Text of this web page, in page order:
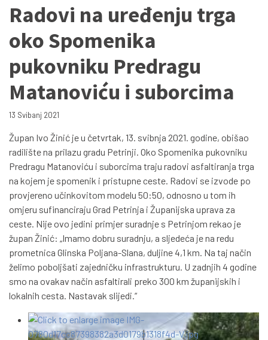
Radovi na uređenju trga
oko Spomenika
pukovniku Predragu
Matanoviću i suborcima
13 Svibanj 2021
Župan Ivo Žinić je u četvrtak, 13. svibnja 2021. godine, obišao
radilište na prilazu gradu Petrinji. Oko Spomenika pukovniku
Predragu Matanoviću i suborcima traju radovi asfaltiranja trga
na kojem je spomenik i pristupne ceste. Radovi se izvode po
provjereno učinkovitom modelu 50:50, odnosno u tom ih
omjeru sufinanciraju Grad Petrinja i Županijska uprava za
ceste. Nije ovo jedini primjer suradnje s Petrinjom rekao je
župan Žinić: „Imamo dobru suradnju, a sljedeća je na redu
prometnica Glinska Poljana-Slana, duljine 4,1 km. Na taj način
želimo poboljšati zajedničku infrastrukturu. U zadnjih 4 godine
smo na ovakav način asfaltirali preko 300 km županijskih i
lokalnih cesta. Nastavak slijedi.“